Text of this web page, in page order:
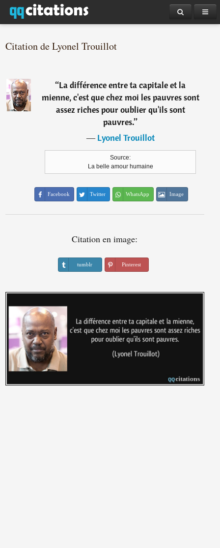
Citation de Lyonel Trouillot
“La différence entre ta capitale et la
mienne, c'est que chez moi les pauvres sont
assez riches pour oublier qu'ils sont
pauvres.”
―Lyonel Trouillot
Source:
La belle amour humaine
Facebook Twitter WhatsApp Image
Citation en image:
tumblr Pinterest